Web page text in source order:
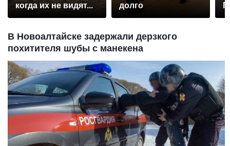
когда их не видят...
долго
В Новоалтайске задержали дерзкого
похитителя шубы с манекена